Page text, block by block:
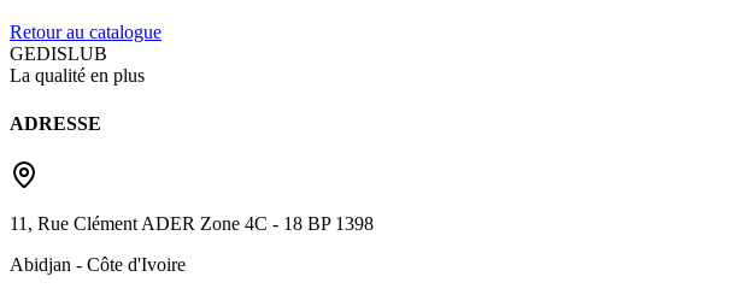
Retour au catalogue
GEDISLUB
La qualité en plus
ADRESSE
11, Rue Clément ADER Zone 4C - 18 BP 1398
Abidjan - Côte d'Ivoire